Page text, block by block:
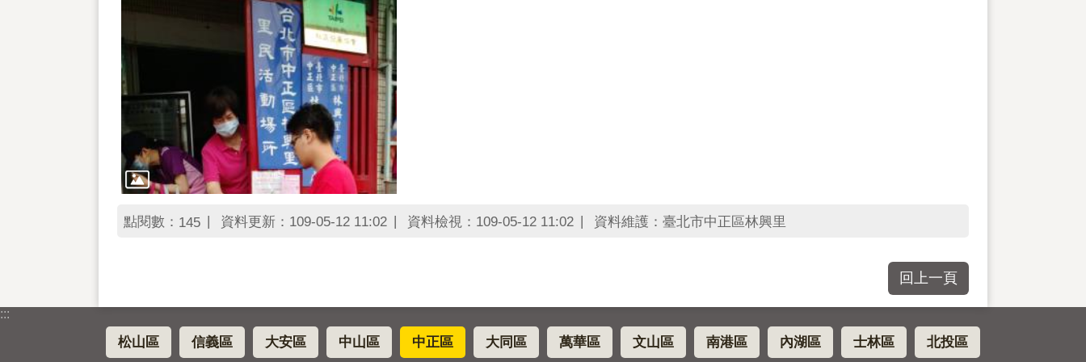
點閱數： 145 資料更新：109-05-12 11:02 資料檢視：109-05-12 11:02 資料維護：臺北市中正區林興里
回上一頁
:::
松山區 信義區 大安區 中山區 中正區 大同區 萬華區 文山區 南港區 內湖區 士林區 北投區